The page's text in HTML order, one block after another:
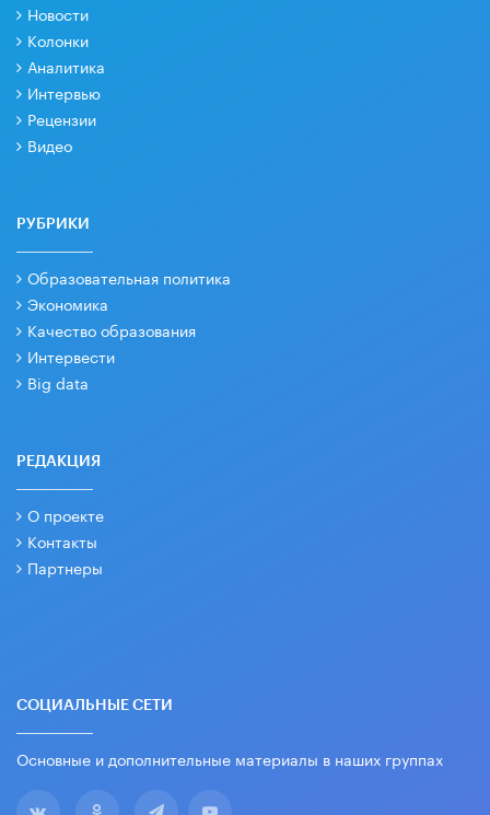
Новости
Колонки
Аналитика
Интервью
Рецензии
Видео
РУБРИКИ
Образовательная политика
Экономика
Качество образования
Интервести
Big data
РЕДАКЦИЯ
О проекте
Контакты
Партнеры
СОЦИАЛЬНЫЕ СЕТИ
Основные и дополнительные материалы в наших группах